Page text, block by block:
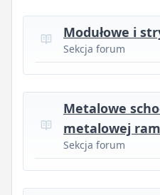
Modułowe i
Sekcja forum
Metalowe
metalowej
Sekcja forum